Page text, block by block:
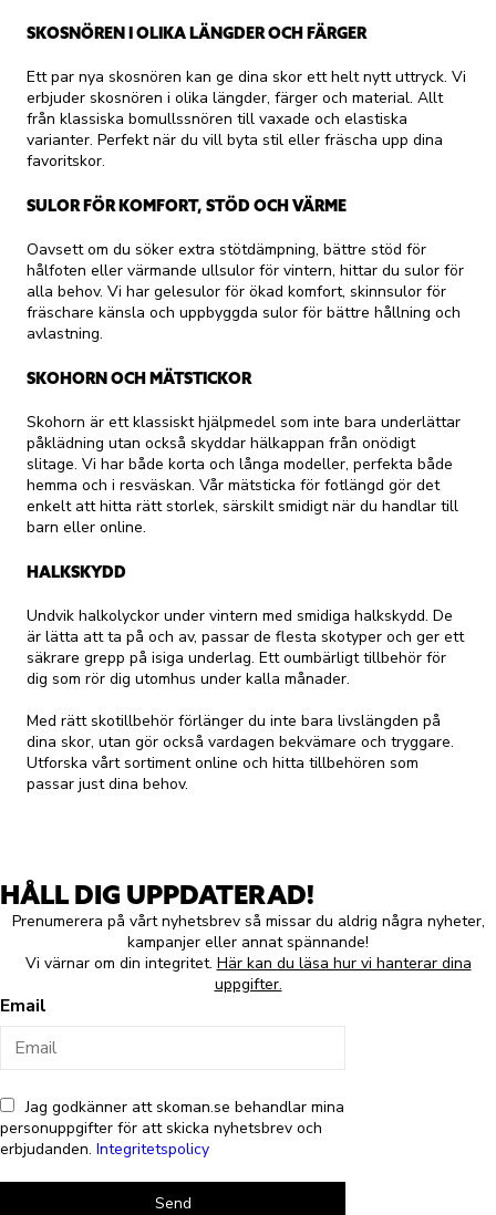
SKOSNÖREN I OLIKA LÄNGDER OCH FÄRGER
Ett par nya skosnören kan ge dina skor ett helt nytt uttryck. Vi
erbjuder skosnören i olika längder, färger och material. Allt
från klassiska bomullssnören till vaxade och elastiska
varianter. Perfekt när du vill byta stil eller fräscha upp dina
favoritskor.
SULOR FÖR KOMFORT, STÖD OCH VÄRME
Oavsett om du söker extra stötdämpning, bättre stöd för
hålfoten eller värmande ullsulor för vintern, hittar du sulor för
alla behov. Vi har gelesulor för ökad komfort, skinnsulor för
fräschare känsla och uppbyggda sulor för bättre hållning och
avlastning.
SKOHORN OCH MÄTSTICKOR
Skohorn är ett klassiskt hjälpmedel som inte bara underlättar
påklädning utan också skyddar hälkappan från onödigt
slitage. Vi har både korta och långa modeller, perfekta både
hemma och i resväskan. Vår mätsticka för fotlängd gör det
enkelt att hitta rätt storlek, särskilt smidigt när du handlar till
barn eller online.
HALKSKYDD
Undvik halkolyckor under vintern med smidiga halkskydd. De
är lätta att ta på och av, passar de flesta skotyper och ger ett
säkrare grepp på isiga underlag. Ett oumbärligt tillbehör för
dig som rör dig utomhus under kalla månader.
Med rätt skotillbehör förlänger du inte bara livslängden på
dina skor, utan gör också vardagen bekvämare och tryggare.
Utforska vårt sortiment online och hitta tillbehören som
passar just dina behov.
HÅLL DIG UPPDATERAD!
Prenumerera på vårt nyhetsbrev så missar du aldrig några nyheter,
kampanjer eller annat spännande!
Vi värnar om din integritet. Här kan du läsa hur vi hanterar dina
uppgifter.
Email
Jag godkänner att skoman.se behandlar mina
personuppgifter för att skicka nyhetsbrev och
erbjudanden. Integritetspolicy
Send